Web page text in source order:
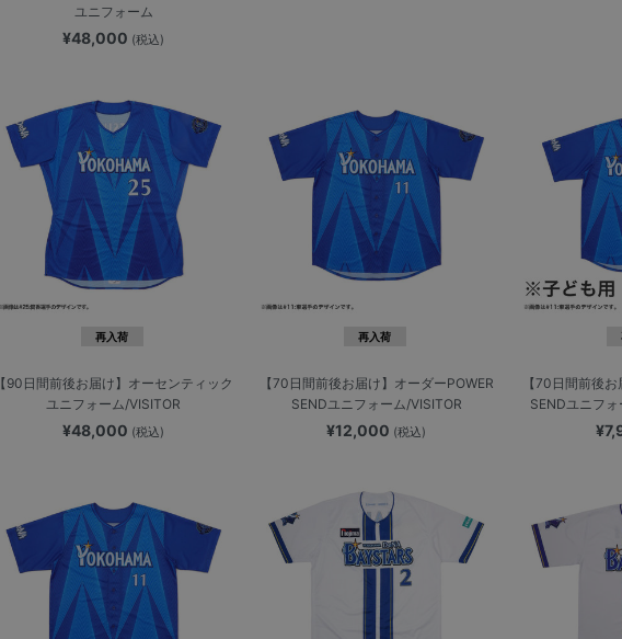
ユニフォーム
¥48,000 (税込)
再入荷
【90日間前後お届け】オーセンティック
ユニフォーム/VISITOR
¥48,000 (税込)
再入荷
【70日間前後お届け】オーダーPOWER
SENDユニフォーム/VISITOR
¥12,000 (税込)
【70日間前後
SENDユニフ